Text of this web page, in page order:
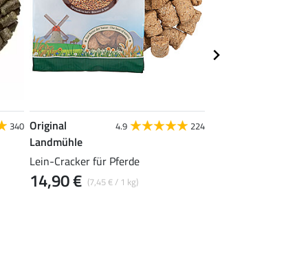
340 Original
Landmühle
4.9 224
Lein-Cracker für Pferde
(7,45 € / 1 kg)
14,90 €